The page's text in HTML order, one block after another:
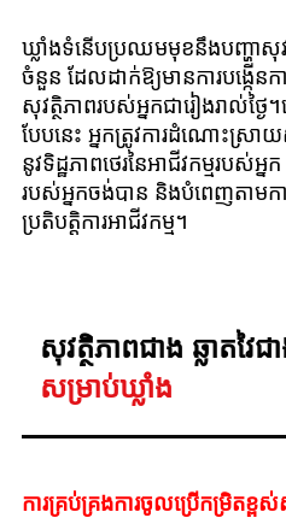
ឃ្លាំងទំនើបប្រឈមមុខនឹងបញ្ហាសុវ
ចំនួន ដែលដាក់ឱ្យមានការបង្កើនក
សុវត្ថិភាពរបស់អ្នកជារៀងរាល់ថ្ង
បែបនេះ អ្នកត្រូវការដំណោះស្រា
នូវទិដ្ឋភាពថេរនៃអាជីវកម្មរបស់អ្
របស់អ្នកចង់បាន និងបំពេញតាមកា
ប្រតិបត្តិការអាជីវកម្ម។
សុវត្ថិភាពជាង ឆ្លាតវ
សម្រាប់ឃ្លាំង
ការគ្រប់គ្រងការចូលប្រើកម្រិតខ្